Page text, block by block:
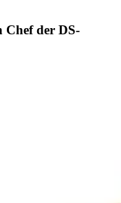
Chef der DS-